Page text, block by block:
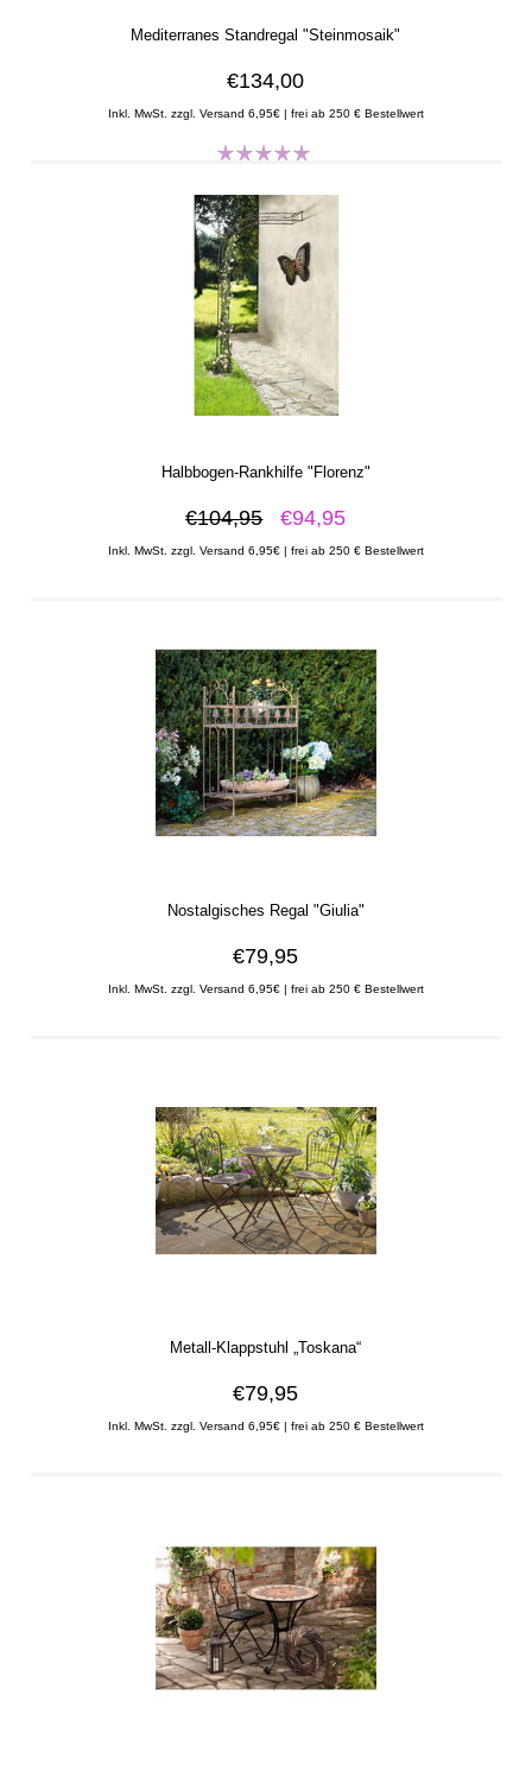
Mediterranes Standregal "Steinmosaik"
€134,00
Inkl. MwSt. zzgl. Versand 6,95€ | frei ab 250 € Bestellwert
Halbbogen-Rankhilfe "Florenz"
€104,95 €94,95
Inkl. MwSt. zzgl. Versand 6,95€ | frei ab 250 € Bestellwert
Nostalgisches Regal "Giulia"
€79,95
Inkl. MwSt. zzgl. Versand 6,95€ | frei ab 250 € Bestellwert
Metall-Klappstuhl „Toskana“
€79,95
Inkl. MwSt. zzgl. Versand 6,95€ | frei ab 250 € Bestellwert